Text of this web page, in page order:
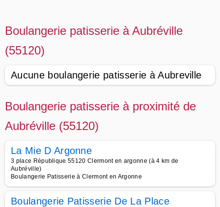
Boulangerie patisserie à Aubréville
(55120)
Aucune boulangerie patisserie à Aubreville
Boulangerie patisserie à proximité de
Aubréville (55120)
La Mie D Argonne
3 place République 55120 Clermont en argonne (à 4 km de
Aubréville)
Boulangerie Patisserie à Clermont en Argonne
Boulangerie Patisserie De La Place